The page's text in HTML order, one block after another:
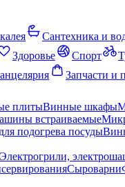
Сантехника и
Здоровье Спорт
Запчасти и
плитыВинные шкафы
встраиваемые
подогрева посуды
Электрогрили,
Сыроварни